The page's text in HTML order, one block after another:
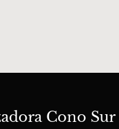
Cono Sur